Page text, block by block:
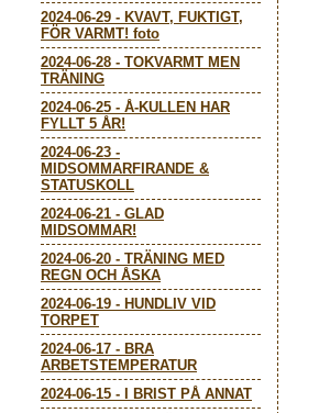
2024-06-29 - KVAVT, FUKTIGT,
FÖR VARMT! foto
2024-06-28 - TOKVARMT MEN
TRÄNING
2024-06-25 - Å-KULLEN HAR
FYLLT 5 ÅR!
2024-06-23 -
MIDSOMMARFIRANDE &
STATUSKOLL
2024-06-21 - GLAD
MIDSOMMAR!
2024-06-20 - TRÄNING MED
REGN OCH ÅSKA
2024-06-19 - HUNDLIV VID
TORPET
2024-06-17 - BRA
ARBETSTEMPERATUR
2024-06-15 -
I BRIST PÅ ANNAT